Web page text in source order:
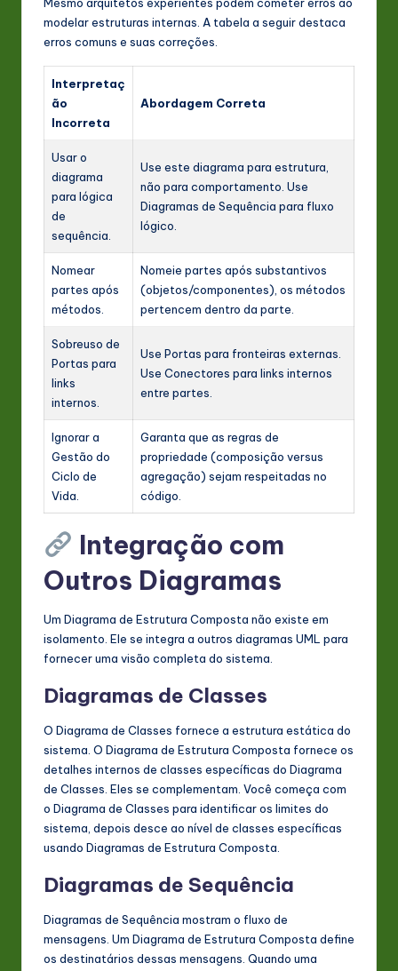
Mesmo arquitetos experientes podem cometer erros ao
modelar estruturas internas. A tabela a seguir destaca
erros comuns e suas correções.
Interpretaç
ão
Incorreta
Abordagem Correta
Usar o
diagrama
para lógica
de
sequência.
Use este diagrama para estrutura,
não para comportamento. Use
Diagramas de Sequência para fluxo
lógico.
Nomear
partes após
métodos.
Nomeie partes após substantivos
(objetos/componentes), os métodos
pertencem dentro da parte.
Sobreuso de
Portas para
links
internos.
Use Portas para fronteiras externas.
Use Conectores para links internos
entre partes.
Ignorar a
Gestão do
Ciclo de
Vida.
Garanta que as regras de
propriedade (composição versus
agregação) sejam respeitadas no
código.
Integração com
Outros Diagramas
Um Diagrama de Estrutura Composta não existe em
isolamento. Ele se integra a outros diagramas UML para
fornecer uma visão completa do sistema.
Diagramas de Classes
O Diagrama de Classes fornece a estrutura estática do
sistema. O Diagrama de Estrutura Composta fornece os
detalhes internos de classes específicas do Diagrama
de Classes. Eles se complementam. Você começa com
o Diagrama de Classes para identificar os limites do
sistema, depois desce ao nível de classes específicas
usando Diagramas de Estrutura Composta.
Diagramas de Sequência
Diagramas de Sequência mostram o fluxo de
mensagens. Um Diagrama de Estrutura Composta define
os destinatários dessas mensagens. Quando uma